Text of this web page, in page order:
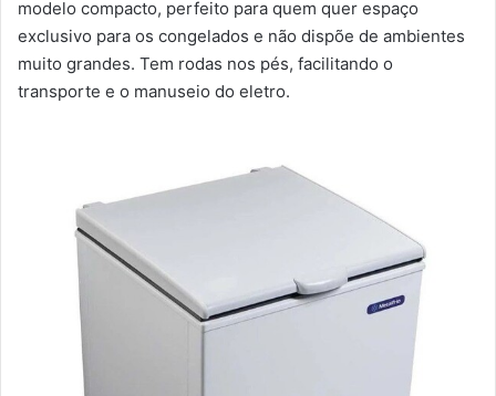
modelo compacto, perfeito para quem quer espaço
exclusivo para os congelados e não dispõe de ambientes
muito grandes. Tem rodas nos pés, facilitando o
transporte e o manuseio do eletro.